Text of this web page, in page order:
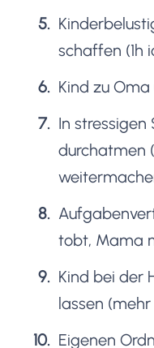
schaffen (1h
Kind zu
In stressigen
durchatmen
tobt, Mama
Kind bei der
lassen
Eigenen